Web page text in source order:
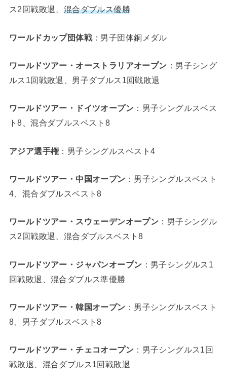
ス2回戦敗退、 混合ダブルス優勝
ワールドカップ団体戦 ：男子団体銅メダル
ワールドツアー・オーストラリアオープン ：男子シング
ルス1回戦敗退、男子ダブルス1回戦敗退
ワールドツアー・ドイツオープン ：男子シングルスベス
ト8、混合ダブルスベスト8
アジア選手権：男子シングルスベスト4
ワールドツアー・中国オープン ：男子シングルスベスト
4、混合ダブルスベスト8
ワールドツアー・スウェーデンオープン ：男子シングル
ス2回戦敗退、混合ダブルスベスト8
ワールドツアー・ジャパンオープン ：男子シングルス1
回戦敗退、混合ダブルス準優勝
ワールドツアー・韓国オープン ：男子シングルスベスト
8、男子ダブルスベスト8
ワールドツアー・チェコオープン ：男子シングルス1回
戦敗退、混合ダブルス1回戦敗退